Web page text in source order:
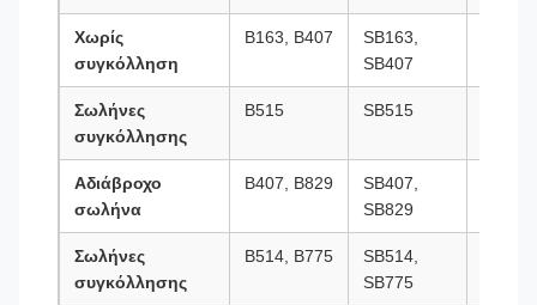
Χωρίς
συγκόλληση
Β163, Β407
SB163,
SB407
Σωλήνες
συγκόλλησης
Β515 SB515
Αδιάβροχο
σωλήνα
Β407, Β829
SB407,
SB829
Σωλήνες
συγκόλλησης
Β514, Β775
SB514,
SB775